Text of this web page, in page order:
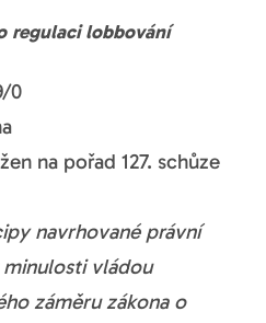
regulaci lobbování
0
na pořad 127. schůze
navrhované právní
vládou
záměru zákona o